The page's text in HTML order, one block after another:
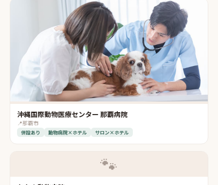
沖縄国際動物医療センター 那覇病院
📍那覇市
併設あり 動物病院×ホテル サロン×ホテル
🐾